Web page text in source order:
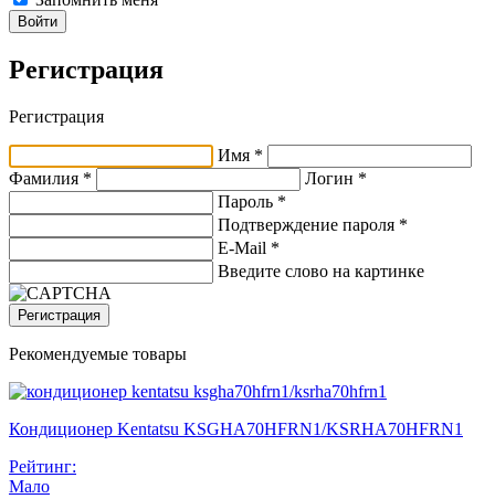
Войти
Регистрация
Регистрация
Имя *
Фамилия *
Логин *
Пароль *
Подтверждение пароля *
E-Mail *
Введите слово на картинке
Регистрация
Рекомендуемые товары
Кондиционер Kentatsu KSGHA70HFRN1/KSRHA70HFRN1
Рейтинг:
Мало